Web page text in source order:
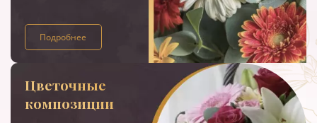
Подробнее
Цветочные
композиции